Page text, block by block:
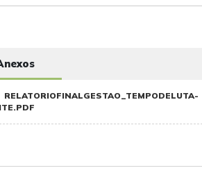
RELATORIOFINALGESTAO_TEMPODELUTA-